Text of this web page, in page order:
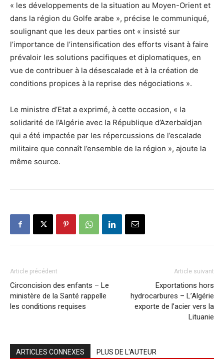
« les développements de la situation au Moyen-Orient et
dans la région du Golfe arabe », précise le communiqué,
soulignant que les deux parties ont « insisté sur
l’importance de l’intensification des efforts visant à faire
prévaloir les solutions pacifiques et diplomatiques, en
vue de contribuer à la désescalade et à la création de
conditions propices à la reprise des négociations ».
Le ministre d’Etat a exprimé, à cette occasion, « la
solidarité de l’Algérie avec la République d’Azerbaïdjan
qui a été impactée par les répercussions de l’escalade
militaire que connaît l’ensemble de la région », ajoute la
même source.
Article précédent
Circoncision des enfants – Le
ministère de la Santé rappelle
les conditions requises
Article suivant
Exportations hors
hydrocarbures – L’Algérie
exporte de l’acier vers la
Lituanie
ARTICLES CONNEXES PLUS DE L'AUTEUR